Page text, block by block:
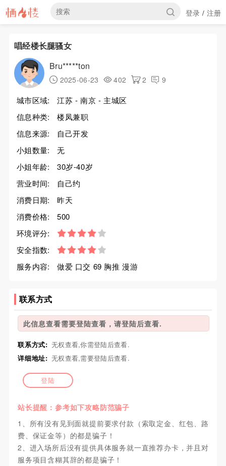
登录 / 注册
唱经楼长腿骚女
Bru*****ton
2025-06-23 402 2 9
城市区域:
江苏 - 南京 - 主城区
信息种类:
楼凤兼职
信息来源:
自己开发
小姐数量:
无
小姐年龄:
30岁-40岁
营业时间:
自己约
消费日期:
昨天
消费价格:
500
环境评分:
安全指数:
服务内容:
做爱 口交 69 胸推 漫游
联系方式
此信息查看需要登陆查看，请登陆后查看.
联系方式: 无权查看,你需登陆后查看.
详细地址: 无权查看,需要登陆后查看.
登陆
站长提醒：参考如下攻略防范骗子
1、所有没有见到面就提前要求付款（索取定金、红包、路
费、保证金等）的都是骗子！
2、进入场所后没有提供具体服务就一直推荐办卡，并且对
服务项目含糊其辞的都是骗子！